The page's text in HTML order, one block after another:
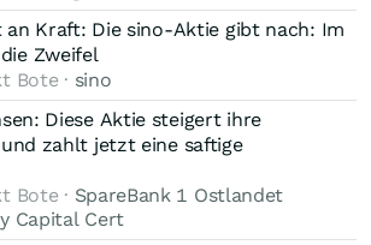
an Kraft: Die sino-Aktie gibt nach: Im
Zweifel
Bote · sino
Diese Aktie steigert ihre
zahlt jetzt eine saftige
Bote · SpareBank 1 Ostlandet
Capital Cert